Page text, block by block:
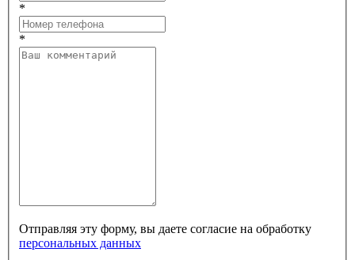
*
*
Отправляя эту форму, вы даете согласие на обработку
персональных данных